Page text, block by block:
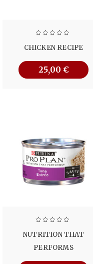
CHICKEN RECIPE
25,00 €
NUTRITION THAT
PERFORMS